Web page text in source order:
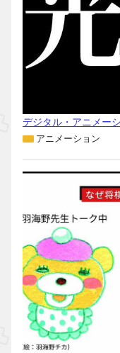
デジタル・アニメー
アニメーション